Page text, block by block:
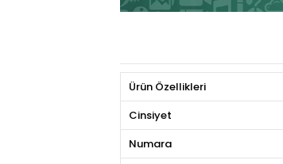
Ürün Özellikleri
Cinsiyet
Numara